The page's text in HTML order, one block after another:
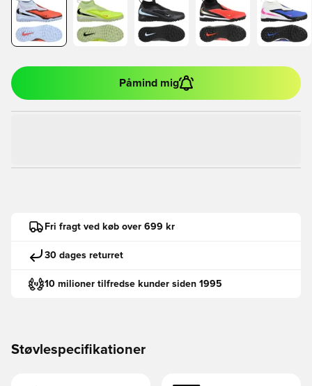
Påmind mig
Fri fragt ved køb over 699 kr
30 dages returret
10 milioner tilfredse kunder siden 1995
Støvlespecifikationer